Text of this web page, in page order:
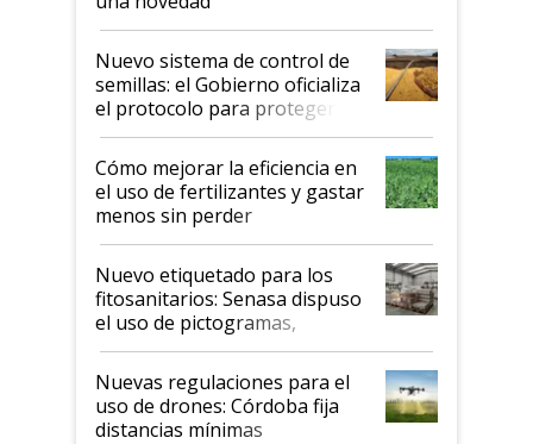
Nuevo sistema de control de
semillas: el Gobierno oficializa
el protocolo para proteger la
propiedad intelectual
Cómo mejorar la eficiencia en
el uso de fertilizantes y gastar
menos sin perder
productividad en la campaña
fina
Nuevo etiquetado para los
fitosanitarios: Senasa dispuso
el uso de pictogramas,
palabras de advertencia e
indicaciones
Nuevas regulaciones para el
uso de drones: Córdoba fija
distancias mínimas